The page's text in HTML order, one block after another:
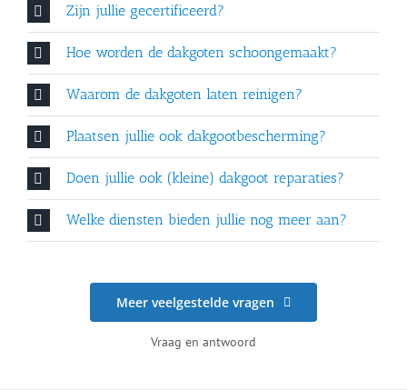
Zijn jullie gecertificeerd?
Hoe worden de dakgoten schoongemaakt?
Waarom de dakgoten laten reinigen?
Plaatsen jullie ook dakgootbescherming?
Doen jullie ook (kleine) dakgoot reparaties?
Welke diensten bieden jullie nog meer aan?
Meer veelgestelde vragen
Vraag en antwoord